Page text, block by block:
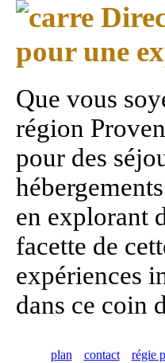
pour une
Que vous
région
pour des
en explorant
facette de
expériences
dans ce coin
plan contact régie